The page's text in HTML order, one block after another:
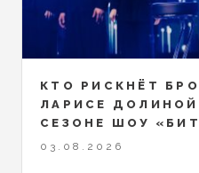
КТО РИСКНЁТ
ЛАРИСЕ
СЕЗОНЕ ШОУ
03.08.2026